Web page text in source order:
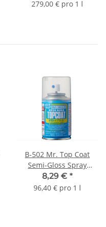
279,00 € pro 1 l
B-502 Mr. Top Coat
Semi-Gloss Spray
(Klarlack seidenmatt)
86 ml
8,29 € *
96,40 € pro 1 l